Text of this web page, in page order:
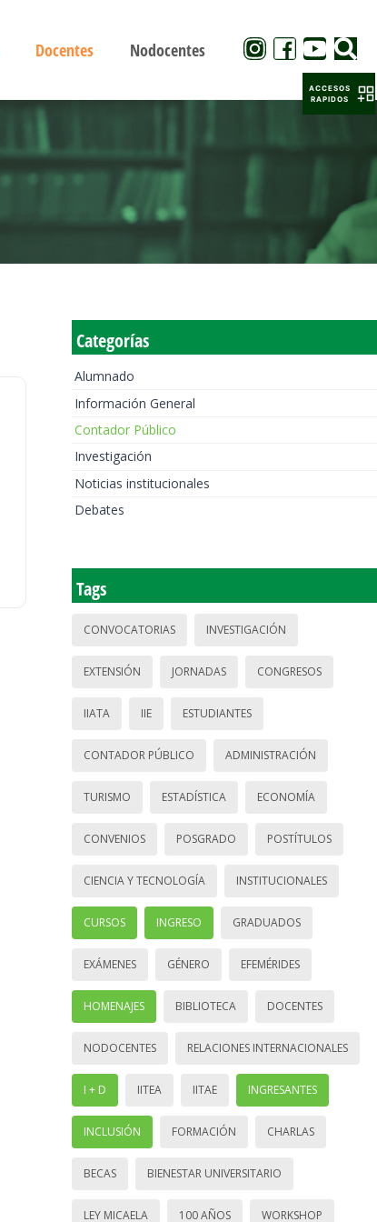
Docentes Nodocentes
Categorías
Alumnado
Información General
Contador Público
Investigación
Noticias institucionales
Debates
Tags
CONVOCATORIAS INVESTIGACIÓN
EXTENSIÓN JORNADAS CONGRESOS
IIATA IIE ESTUDIANTES
CONTADOR PÚBLICO ADMINISTRACIÓN
TURISMO ESTADÍSTICA ECONOMÍA
CONVENIOS POSGRADO POSTÍTULOS
CIENCIA Y TECNOLOGÍA INSTITUCIONALES
CURSOS INGRESO GRADUADOS
EXÁMENES GÉNERO EFEMÉRIDES
HOMENAJES BIBLIOTECA DOCENTES
NODOCENTES RELACIONES INTERNACIONALES
I + D IITEA IITAE INGRESANTES
INCLUSIÓN FORMACIÓN CHARLAS
BECAS BIENESTAR UNIVERSITARIO
LEY MICAELA 100 AÑOS WORKSHOP
ACCESOS
RAPIDOS